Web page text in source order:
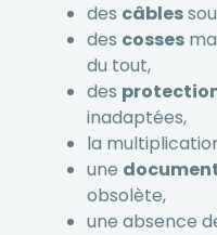
des câbles
des cosses
du tout,
des
inadaptées,
la
une
obsolète,
une absence